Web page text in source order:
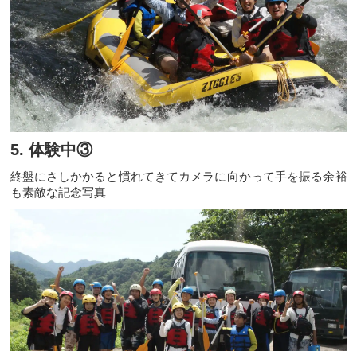
5. 体験中③
終盤にさしかかると慣れてきてカメラに向かって手を振る余裕
も素敵な記念写真